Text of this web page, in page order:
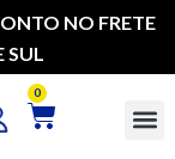
NO FRETE
SUL
0